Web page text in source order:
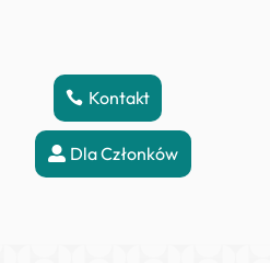
Kontakt
Dla Członków